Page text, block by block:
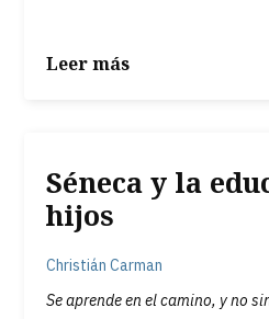
Leer más
Séneca y la
hijos
Christián Carman
Se aprende en el camino, y no